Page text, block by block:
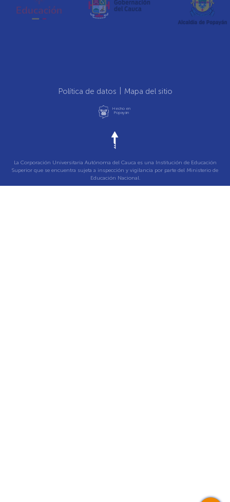
Política de datos Mapa del sitio
Hecho en
Popayán
La Corporación Universitaria Autónoma del Cauca es una Institución de Educación
Superior que se encuentra sujeta a inspección y vigilancia por parte del Ministerio de
Educación Nacional.